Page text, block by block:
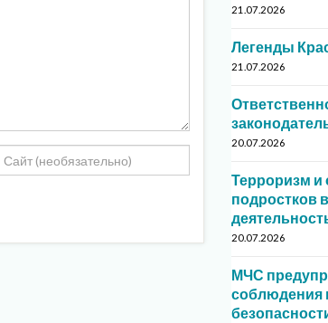
21.07.2026
Легенды
21.07.2026
20.07.2026
Терроризм и
подростков
20.07.2026
МЧС
соблюдения